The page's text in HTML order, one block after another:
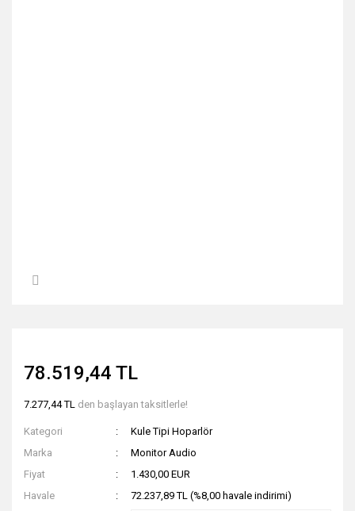
78.519,44 TL
7.277,44 TL den başlayan taksitlerle!
Kategori
Kule Tipi Hoparlör
Marka
Monitor Audio
Fiyat
1.430,00 EUR
Havale
72.237,89 TL (%8,00 havale indirimi)